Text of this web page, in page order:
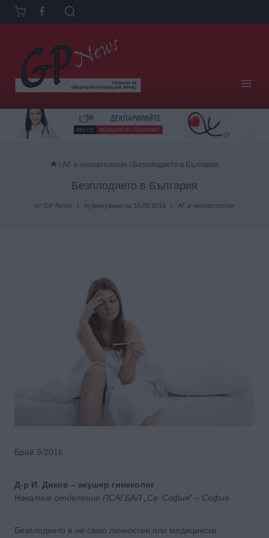
Към
съдържанието
/ АГ и неонатология / Безплодието в България
Безплодието в България
от GP News публикувано на 16.09.2016 АГ и неонатология
Брой 9/2016
Д-р И. Диков – акушер гинеколог
Началник отделение ПСАГБАЛ „Св. София” – София
Безплодието е не само личностен или медицински